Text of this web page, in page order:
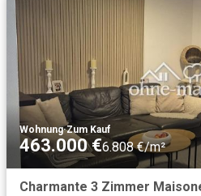
Wohnung·Zum Kauf
463.000 €6.808 €/m²